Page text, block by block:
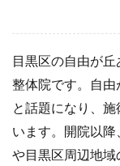
目黒区の自由が
整体院です。自
と話題になり、
います。開院以
や目黒区周辺地